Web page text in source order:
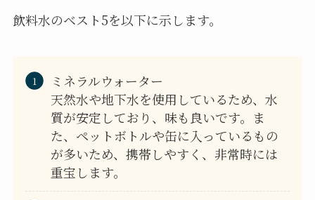
飲料水のベスト5を以下に示します。
ミネラルウォーター
天然水や地下水を使用しているため、水
質が安定しており、味も良いです。ま
た、ペットボトルや缶に入っているもの
が多いため、携帯しやすく、非常時には
重宝します。